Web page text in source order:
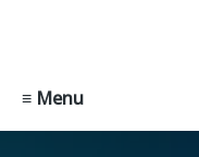
≡ Menu